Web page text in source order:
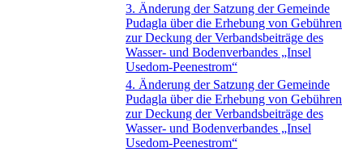
3. Änderung der Satzung der Gemeinde
Pudagla über die Erhebung von Gebühren
zur Deckung der Verbandsbeiträge des
Wasser- und Bodenverbandes „Insel
Usedom-Peenestrom“
4. Änderung der Satzung der Gemeinde
Pudagla über die Erhebung von Gebühren
zur Deckung der Verbandsbeiträge des
Wasser- und Bodenverbandes „Insel
Usedom-Peenestrom“